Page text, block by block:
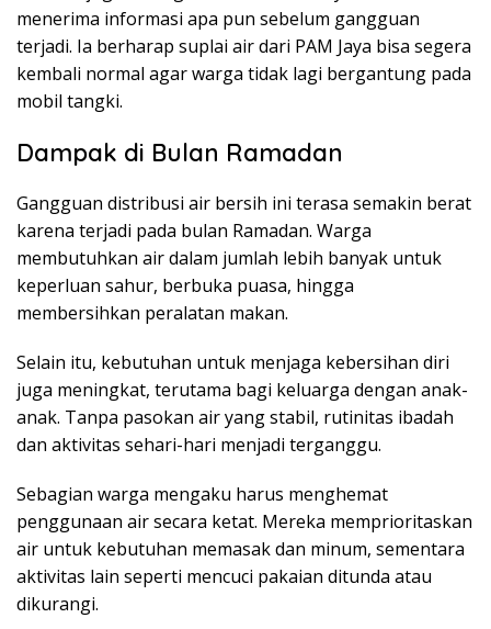
menerima informasi apa pun sebelum gangguan
terjadi. Ia berharap suplai air dari PAM Jaya bisa segera
kembali normal agar warga tidak lagi bergantung pada
mobil tangki.
Dampak di Bulan Ramadan
Gangguan distribusi air bersih ini terasa semakin berat
karena terjadi pada bulan Ramadan. Warga
membutuhkan air dalam jumlah lebih banyak untuk
keperluan sahur, berbuka puasa, hingga
membersihkan peralatan makan.
Selain itu, kebutuhan untuk menjaga kebersihan diri
juga meningkat, terutama bagi keluarga dengan anak-
anak. Tanpa pasokan air yang stabil, rutinitas ibadah
dan aktivitas sehari-hari menjadi terganggu.
Sebagian warga mengaku harus menghemat
penggunaan air secara ketat. Mereka memprioritaskan
air untuk kebutuhan memasak dan minum, sementara
aktivitas lain seperti mencuci pakaian ditunda atau
dikurangi.